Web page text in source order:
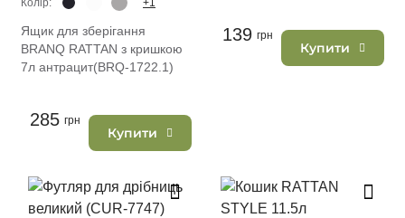
Колір: +1
Ящик для зберігання
BRANQ RATTAN з кришкою
7л антрацит(BRQ-1722.1)
285 грн
Купити
139 грн
Купити